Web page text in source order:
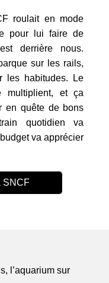
roulait en mode
pour lui faire de
derrière nous.
sur les rails,
les habitudes. Le
multiplient, et ça
en quête de bons
quotidien va
va apprécier
SNCF